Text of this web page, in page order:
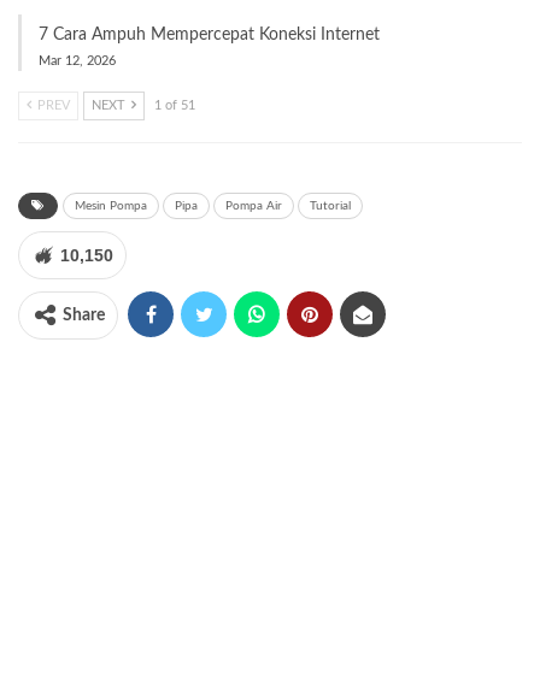
7 Cara Ampuh Mempercepat Koneksi Internet
Mar 12, 2026
PREV NEXT 1 of 51
Mesin Pompa Pipa Pompa Air Tutorial
10,150
Share